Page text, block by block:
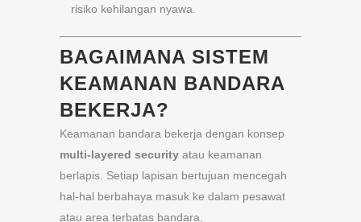
risiko kehilangan nyawa.
BAGAIMANA SISTEM
KEAMANAN BANDARA
BEKERJA?
Keamanan bandara bekerja dengan konsep
multi-layered security atau keamanan
berlapis. Setiap lapisan bertujuan mencegah
hal-hal berbahaya masuk ke dalam pesawat
atau area terbatas bandara.